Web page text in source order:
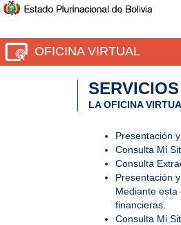
OFICINA VIRTUAL
SERVICIOS
LA OFICINA
Presentación
Consulta Mi
Consulta
Presentación
Mediante
financieras.
Consulta Mi